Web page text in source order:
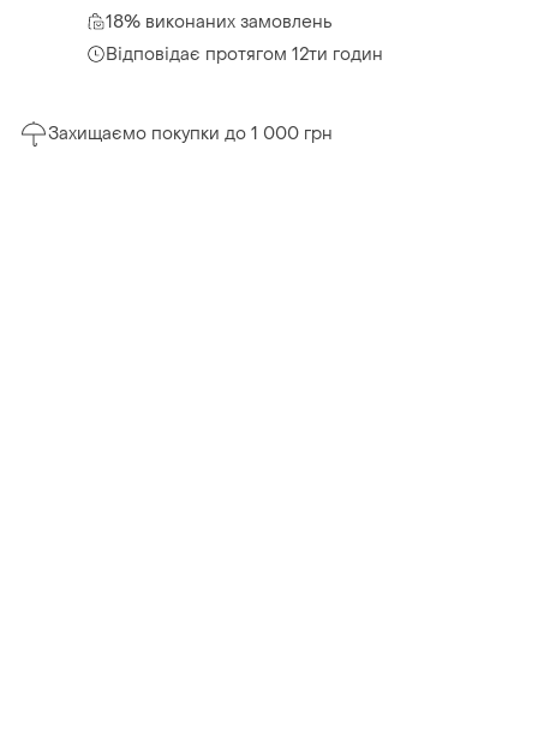
18% виконаних замовлень
Відповідає протягом 12ти годин
Захищаємо покупки до 1 000 грн